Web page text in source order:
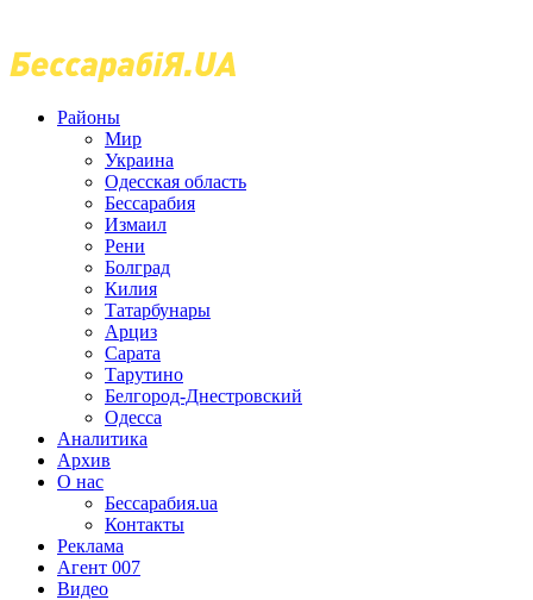
Районы
Мир
Украина
Одесская область
Бессарабия
Измаил
Рени
Болград
Килия
Татарбунары
Арциз
Сарата
Тарутино
Белгород-Днестровский
Одесса
Аналитика
Архив
О нас
Бессарабия.ua
Контакты
Реклама
Агент 007
Видео